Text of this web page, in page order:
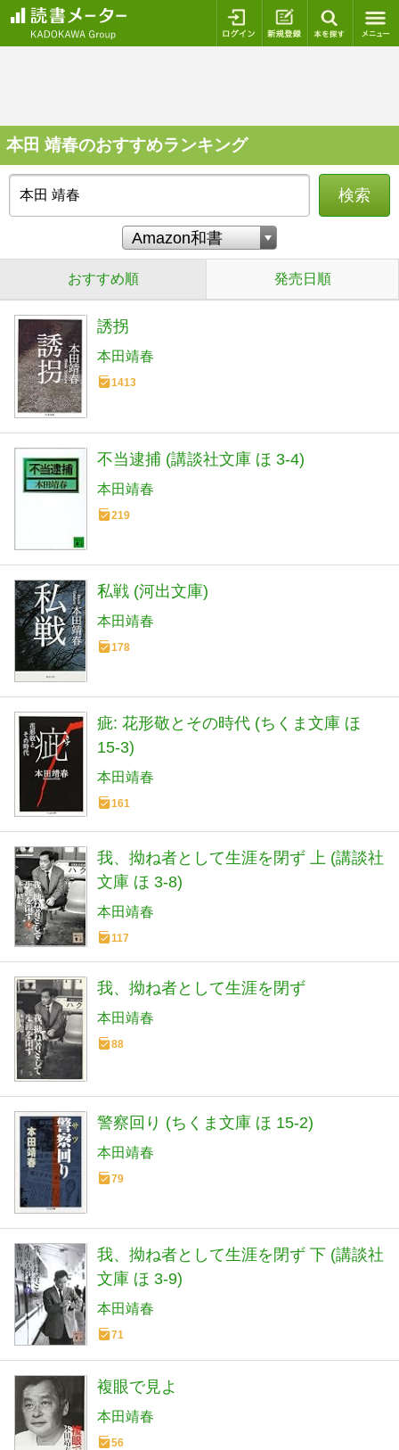
ログイン 新規登録
本田 靖春のおすすめランキング
検索
おすすめ順 発売日順
誘拐
本田靖春
1413
不当逮捕 (講談社文庫 ほ 3-4)
本田靖春
219
私戦 (河出文庫)
本田靖春
178
疵: 花形敬とその時代 (ちくま文庫 ほ
15-3)
本田靖春
161
我、拗ね者として生涯を閉ず 上 (講談社
文庫 ほ 3-8)
本田靖春
117
我、拗ね者として生涯を閉ず
本田靖春
88
警察回り (ちくま文庫 ほ 15-2)
本田靖春
79
我、拗ね者として生涯を閉ず 下 (講談社
文庫 ほ 3-9)
本田靖春
71
複眼で見よ
本田靖春
56